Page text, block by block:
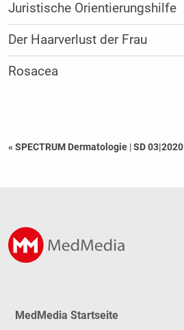
Juristische Orientierungshilfe
Der Haarverlust der Frau
Rosacea
« SPECTRUM Dermatologie |SD 03|2020
MedMedia Startseite